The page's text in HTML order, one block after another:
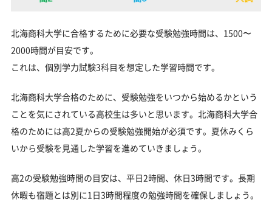
北海商科大学に合格するために必要な受験勉強時間は、1500〜
2000時間が目安です。
これは、個別学力試験3科目を想定した学習時間です。
北海商科大学合格のために、受験勉強をいつから始めるかという
ことを気にされている高校生は多いと思います。北海商科大学合
格のためには高2夏からの受験勉強開始が必須です。夏休みくら
いから受験を見通した学習を進めていきましょう。
高2の受験勉強時間の目安は、平日2時間、休日3時間です。長期
休暇も宿題とは別に1日3時間程度の勉強時間を確保しましょう。